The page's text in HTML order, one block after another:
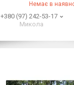
Немає в
+380 (97) 242-53-17
Микола